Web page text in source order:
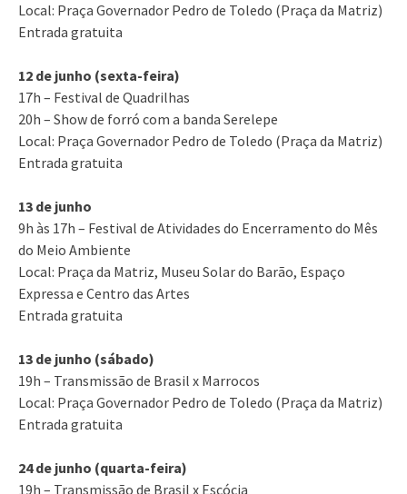
Local: Praça Governador Pedro de Toledo (Praça da Matriz)
Entrada gratuita
12 de junho (sexta-feira)
17h – Festival de Quadrilhas
20h – Show de forró com a banda Serelepe
Local: Praça Governador Pedro de Toledo (Praça da Matriz)
Entrada gratuita
13 de junho
9h às 17h – Festival de Atividades do Encerramento do Mês
do Meio Ambiente
Local: Praça da Matriz, Museu Solar do Barão, Espaço
Expressa e Centro das Artes
Entrada gratuita
13 de junho (sábado)
19h – Transmissão de Brasil x Marrocos
Local: Praça Governador Pedro de Toledo (Praça da Matriz)
Entrada gratuita
24 de junho (quarta-feira)
19h – Transmissão de Brasil x Escócia